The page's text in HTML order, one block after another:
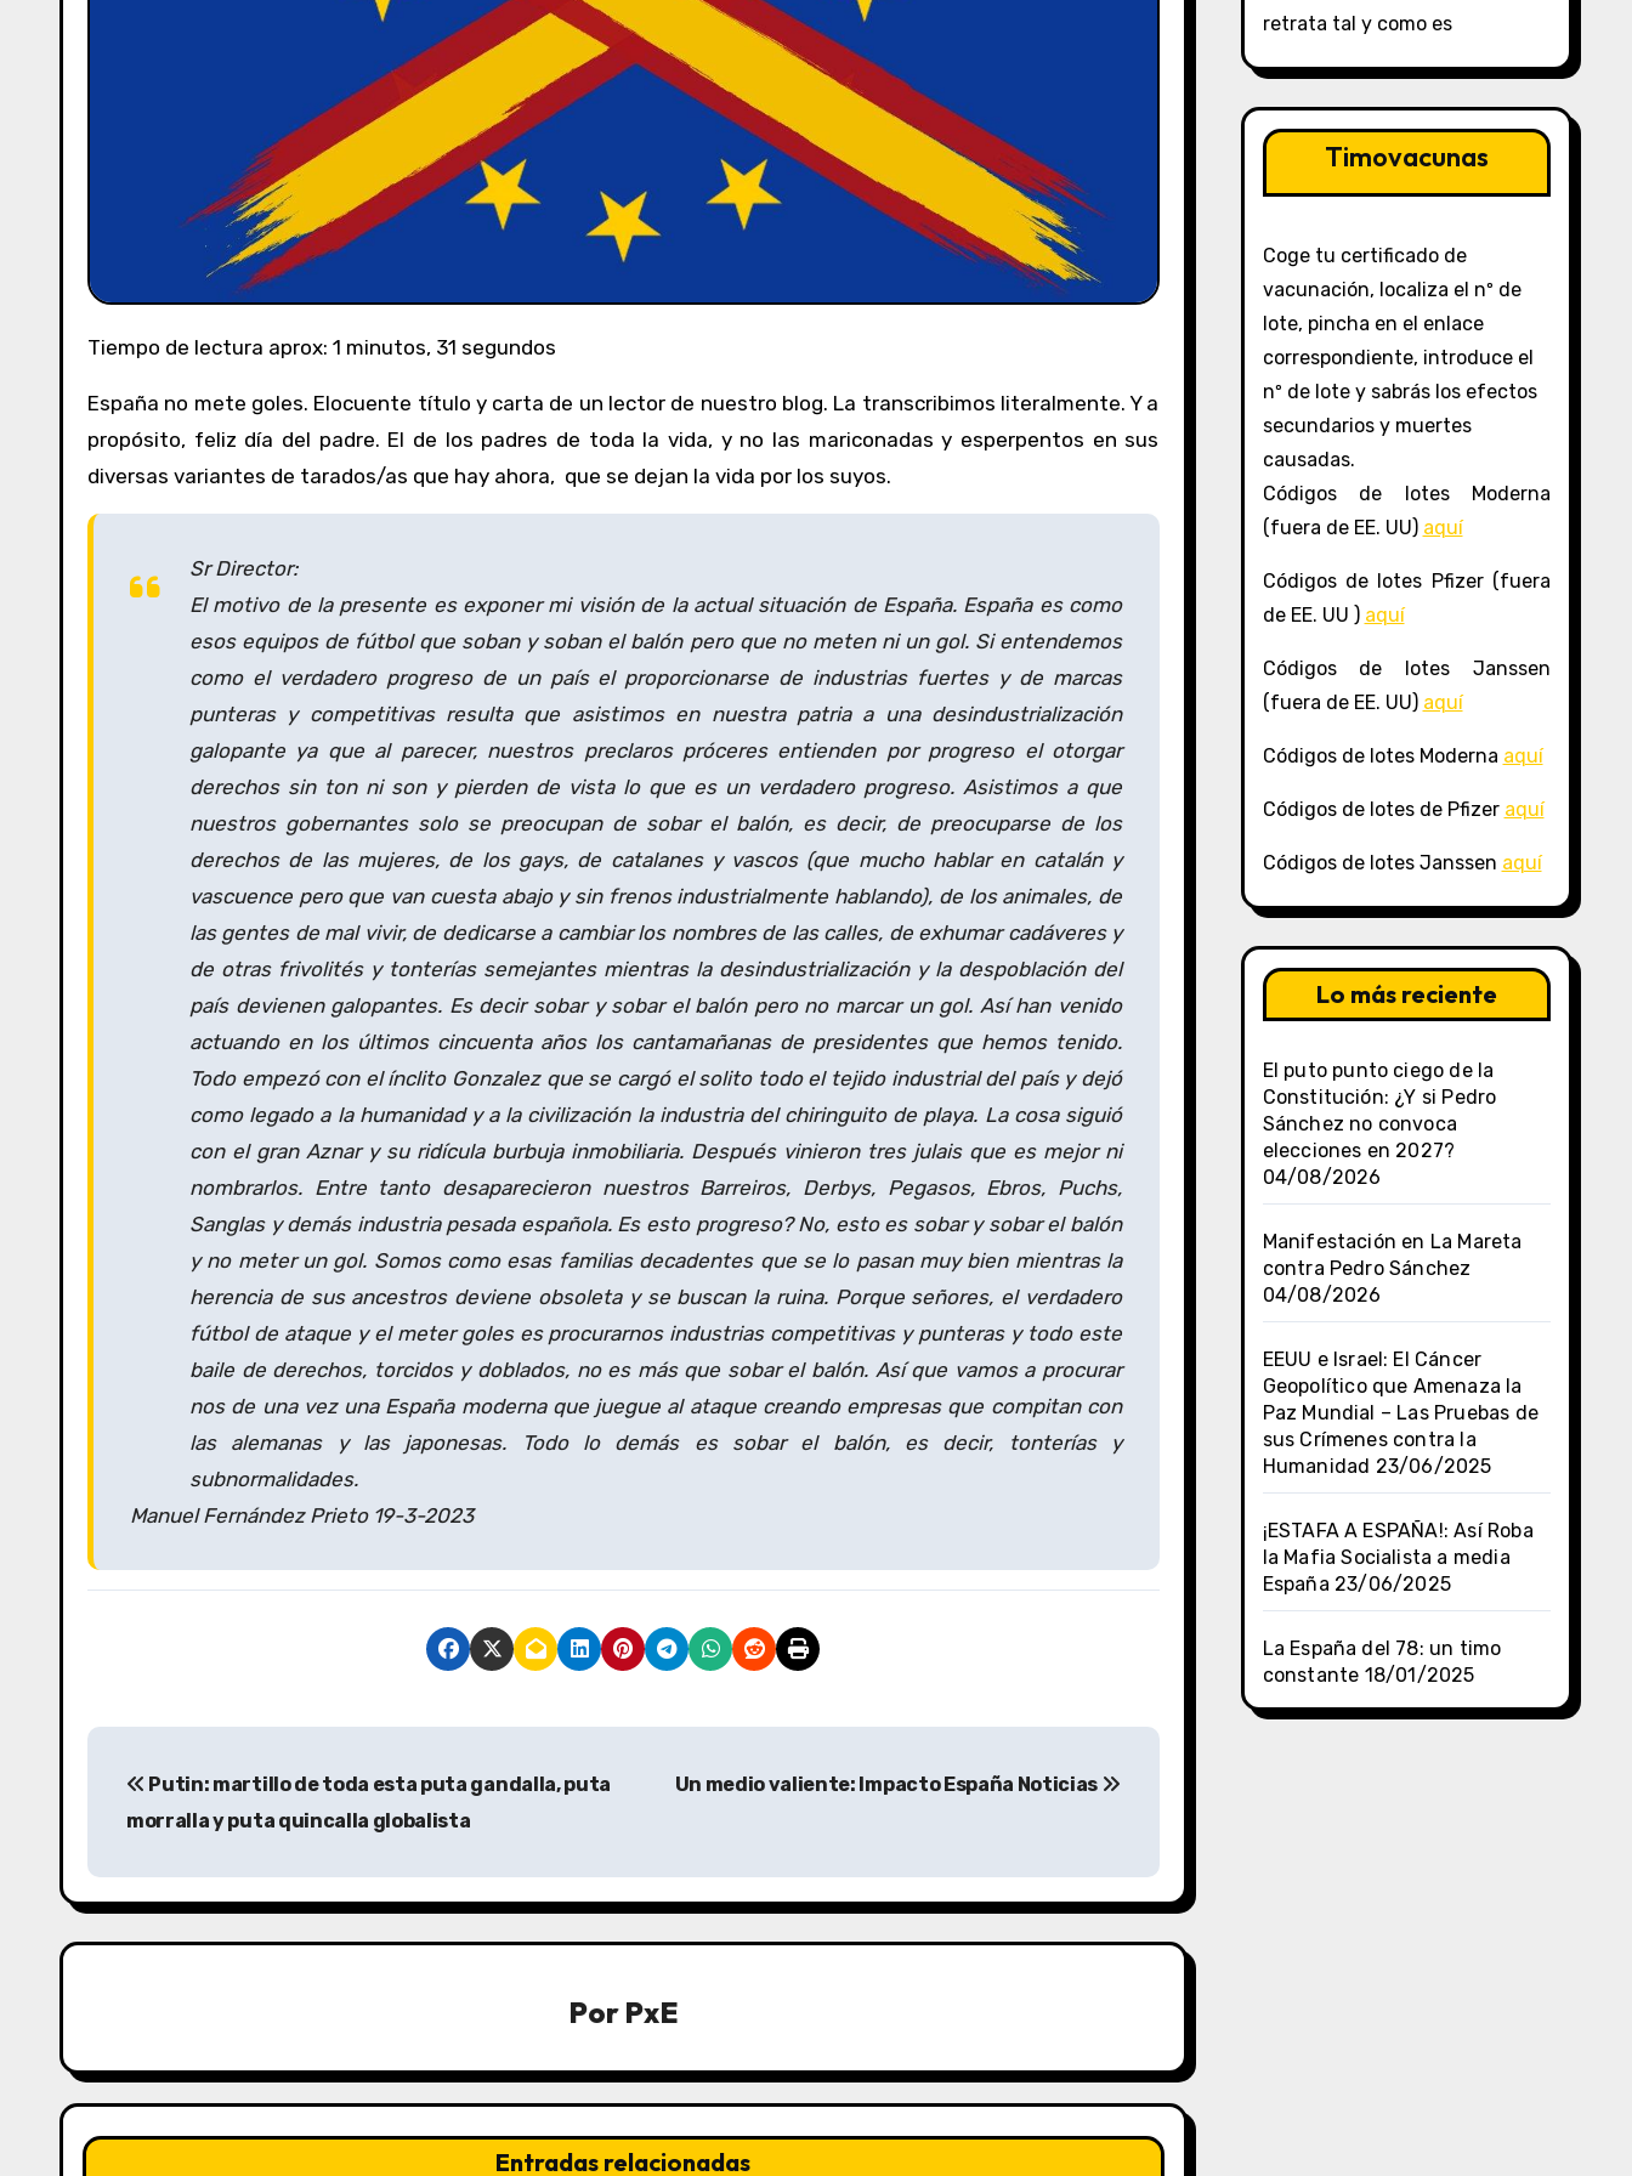
Tiempo de lectura aprox: 1 minutos, 31 segundos
España no mete goles. Elocuente título y carta de un lector de nuestro blog. La transcribimos literalmente. Y a
propósito, feliz día del padre. El de los padres de toda la vida, y no las mariconadas y esperpentos en sus
diversas variantes de tarados/as que hay ahora, que se dejan la vida por los suyos.
Sr Director:
El motivo de la presente es exponer mi visión de la actual situación de España. España es como
esos equipos de fútbol que soban y soban el balón pero que no meten ni un gol. Si entendemos
como el verdadero progreso de un país el proporcionarse de industrias fuertes y de marcas
punteras y competitivas resulta que asistimos en nuestra patria a una desindustrialización
galopante ya que al parecer, nuestros preclaros próceres entienden por progreso el otorgar
derechos sin ton ni son y pierden de vista lo que es un verdadero progreso. Asistimos a que
nuestros gobernantes solo se preocupan de sobar el balón, es decir, de preocuparse de los
derechos de las mujeres, de los gays, de catalanes y vascos (que mucho hablar en catalán y
vascuence pero que van cuesta abajo y sin frenos industrialmente hablando), de los animales, de
las gentes de mal vivir, de dedicarse a cambiar los nombres de las calles, de exhumar cadáveres y
de otras frivolités y tonterías semejantes mientras la desindustrialización y la despoblación del
país devienen galopantes. Es decir sobar y sobar el balón pero no marcar un gol. Así han venido
actuando en los últimos cincuenta años los cantamañanas de presidentes que hemos tenido.
Todo empezó con el ínclito Gonzalez que se cargó el solito todo el tejido industrial del país y dejó
como legado a la humanidad y a la civilización la industria del chiringuito de playa. La cosa siguió
con el gran Aznar y su ridícula burbuja inmobiliaria. Después vinieron tres julais que es mejor ni
nombrarlos. Entre tanto desaparecieron nuestros Barreiros, Derbys, Pegasos, Ebros, Puchs,
Sanglas y demás industria pesada española. Es esto progreso? No, esto es sobar y sobar el balón
y no meter un gol. Somos como esas familias decadentes que se lo pasan muy bien mientras la
herencia de sus ancestros deviene obsoleta y se buscan la ruina. Porque señores, el verdadero
fútbol de ataque y el meter goles es procurarnos industrias competitivas y punteras y todo este
baile de derechos, torcidos y doblados, no es más que sobar el balón. Así que vamos a procurar
nos de una vez una España moderna que juegue al ataque creando empresas que compitan con
las alemanas y las japonesas. Todo lo demás es sobar el balón, es decir, tonterías y
subnormalidades.
Manuel Fernández Prieto 19-3-2023
N
e
g
i
ó
Putin: martillo de toda esta puta gandalla, puta
morralla y puta quincalla globalista
Un medio valiente: Impacto España Noticias
Por PxE
Entradas relacionadas
retrata tal y como es
Timovacunas
Coge tu certificado de
vacunación, localiza el nº de
lote, pincha en el enlace
correspondiente, introduce el
nº de lote y sabrás los efectos
secundarios y muertes
causadas.
Códigos de lotes Moderna
(fuera de EE. UU) aquí
Códigos de lotes Pfizer (fuera
de EE. UU ) aquí
Códigos de lotes Janssen
(fuera de EE. UU) aquí
Códigos de lotes Moderna aquí
Códigos de lotes de Pfizer aquí
Códigos de lotes Janssen aquí
Lo más reciente
El puto punto ciego de la
Constitución: ¿Y si Pedro
Sánchez no convoca
elecciones en 2027?
04/08/2026
Manifestación en La Mareta
contra Pedro Sánchez
04/08/2026
EEUU e Israel: El Cáncer
Geopolítico que Amenaza la
Paz Mundial – Las Pruebas de
sus Crímenes contra la
Humanidad 23/06/2025
¡ESTAFA A ESPAÑA!: Así Roba
la Mafia Socialista a media
España 23/06/2025
La España del 78: un timo
constante 18/01/2025